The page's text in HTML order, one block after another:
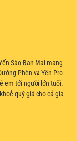
Sào Ban Mai mang
Phèn và Yến Pro
em tới người lớn tuổi.
quý giá cho cả gia